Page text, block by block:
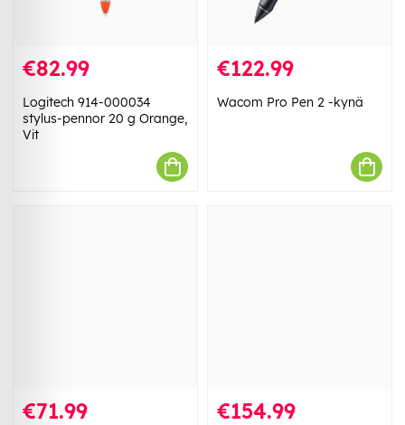
€82.99
Logitech 914-000034
stylus-pennor 20 g Orange,
Vit
€122.99
Wacom Pro Pen 2 -kynä
€71.99 €154.99